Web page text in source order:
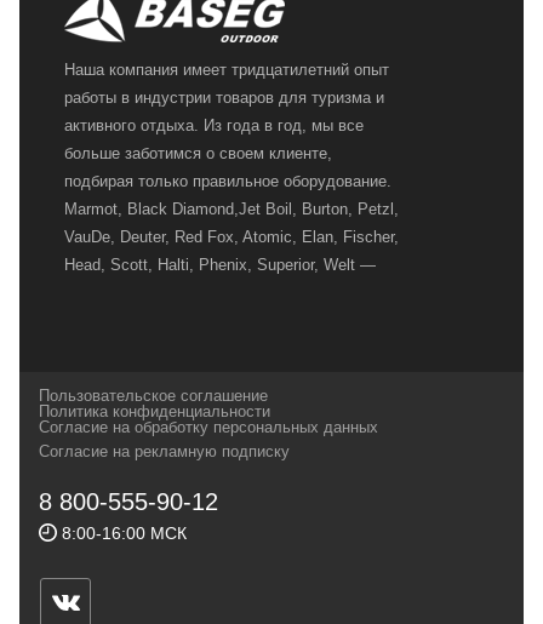
Наша компания имеет тридцатилетний опыт
работы в индустрии товаров для туризма и
активного отдыха. Из года в год, мы все
больше заботимся о своем клиенте,
подбирая только правильное оборудование.
Marmot, Black Diamond,Jet Boil, Burton, Petzl,
VauDe, Deuter, Red Fox, Atomic, Elan, Fischer,
Head, Scott, Halti, Phenix, Superior, Welt —
и взыскательных путешественников,
спортсменов и отдыхающих.
Геннадьевич
ИНН 590300057023 ОГРН 304590319000121
ул.Советская, 25, магазин Басег.
Пользовательское соглашение
Политика конфиденциальности
Согласие на обработку персональных данных
Согласие на рекламную подписку
8 800-555-90-12
8:00-16:00 МСК